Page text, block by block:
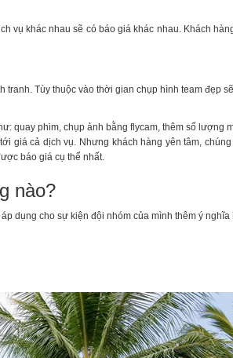
vụ khác nhau sẽ có báo giá khác nhau. Khách
Tùy thuộc vào thời gian chụp hình team đẹp
quay phim, chụp ảnh bằng flycam, thêm số lượng
giá cả dịch vụ. Nhưng khách hàng yên tâm,
báo giá cụ thể nhất.
nào?
dụng cho sự kiện đội nhóm của mình thêm ý